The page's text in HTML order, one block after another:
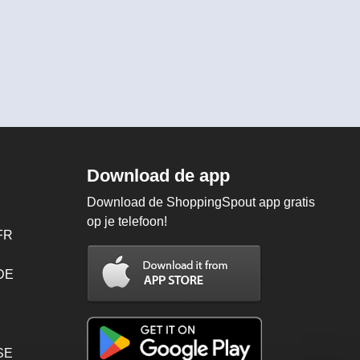
Download de app
Download de ShoppingSpout app gratis
op je telefoon!